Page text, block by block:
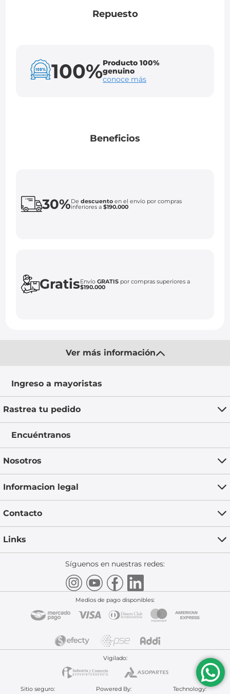
Repuesto
100%Producto 100%
genuino
conoce más
Beneficios
30%Dedescuento en el envío por compras
inferiores a$190.000
GratisEnvíoGRATIS por compras superiores a
$190.000
Ver más información
Ingreso a mayoristas
Rastrea tu pedido
Encuéntranos
Nosotros
Informacion legal
Contacto
Links
Síguenos en nuestras redes:
Medios de pago disponibles:
Vigilado:
Sitio seguro: Powered By: Technology: